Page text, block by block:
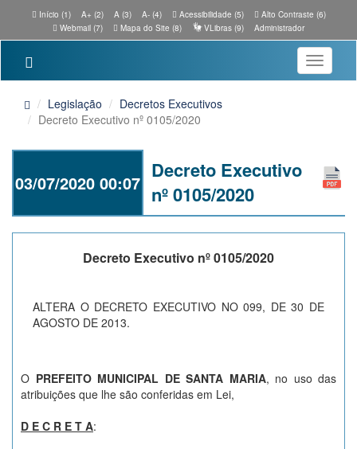
Início (1) A+ (2) A (3) A- (4) Acessibilidade (5)
Alto Contraste (6)
Webmail (7)
Mapa do Site (8) VLibras (9) Administrador
Toggle
Legislação
Decretos Executivos
Decreto Executivo nº 0105/2020
03/07/2020 00:07
Decreto Executivo
nº 0105/2020
Decreto Executivo nº 0105/2020
ALTERA O DECRETO EXECUTIVO NO 099, DE 30 DE
AGOSTO DE 2013.
O PREFEITO MUNICIPAL DE SANTA MARIA, no uso das
atribuições que lhe são conferidas em Lei,
D E C R E T A: